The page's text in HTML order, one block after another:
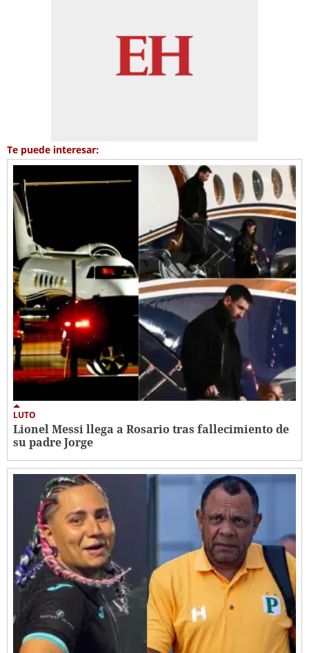
Te puede interesar:
LUTO
Lionel Messi llega a Rosario tras fallecimiento de
su padre Jorge